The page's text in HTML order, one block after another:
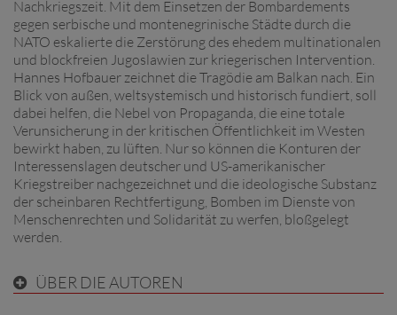
Nachkriegszeit. Mit dem Einsetzen der Bombardements
gegen serbische und montenegrinische Städte durch die
NATO eskalierte die Zerstörung des ehedem multinationalen
und blockfreien Jugoslawien zur kriegerischen Intervention.
Hannes Hofbauer zeichnet die Tragödie am Balkan nach. Ein
Blick von außen, weltsystemisch und historisch fundiert, soll
dabei helfen, die Nebel von Propaganda, die eine totale
Verunsicherung in der kritischen Öffentlichkeit im Westen
bewirkt haben, zu lüften. Nur so können die Konturen der
Interessenslagen deutscher und US-amerikanischer
Kriegstreiber nachgezeichnet und die ideologische Substanz
der scheinbaren Rechtfertigung, Bomben im Dienste von
Menschenrechten und Solidarität zu werfen, bloßgelegt
werden.
ÜBER DIE AUTOREN